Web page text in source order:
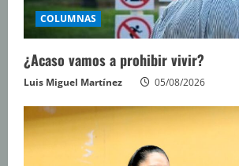
COLUMNAS
¿Acaso vamos a prohibir vivir?
Luis Miguel Martínez 05/08/2026